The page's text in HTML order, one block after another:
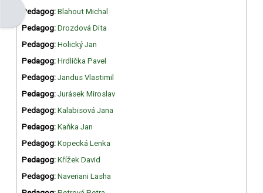
Otevřít panel bloku
Pedagog: Blahout Michal
Pedagog: Drozdová Dita
Pedagog: Holický Jan
Pedagog: Hrdlička Pavel
Pedagog: Jandus Vlastimil
Pedagog: Jurásek Miroslav
Pedagog: Kalabisová Jana
Pedagog: Kaňka Jan
Pedagog: Kopecká Lenka
Pedagog: Křížek David
Pedagog: Naveriani Lasha